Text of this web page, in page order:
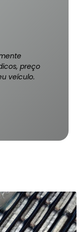
preço
veículo.